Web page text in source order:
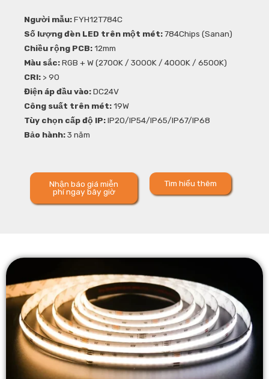
Người mẫu:FYH12T784C
Số lượng đèn LED trên một mét:784Chips (Sanan)
Chiều rộng PCB:12mm
Màu sắc:RGB + W (2700K / 3000K / 4000K / 6500K)
CRI: > 90
Điện áp đầu vào:DC24V
Công suất trên mét:19W
Tùy chọn cấp độ IP:IP20/IP54/IP65/IP67/IP68
Bảo hành:3 năm
Nhận báo giá miễn
phí ngay bây giờ
Tìm hiểu thêm